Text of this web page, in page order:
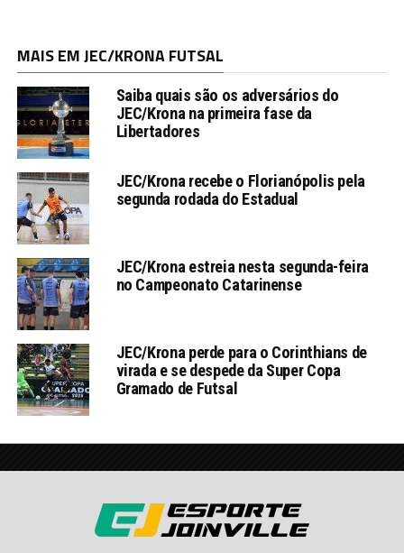
MAIS EM JEC/KRONA FUTSAL
Saiba quais são os adversários do
JEC/Krona na primeira fase da
Libertadores
JEC/Krona recebe o Florianópolis pela
segunda rodada do Estadual
JEC/Krona estreia nesta segunda-feira
no Campeonato Catarinense
JEC/Krona perde para o Corinthians de
virada e se despede da Super Copa
Gramado de Futsal